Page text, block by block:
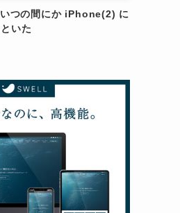
つの間にか iPhone(2) に
いた